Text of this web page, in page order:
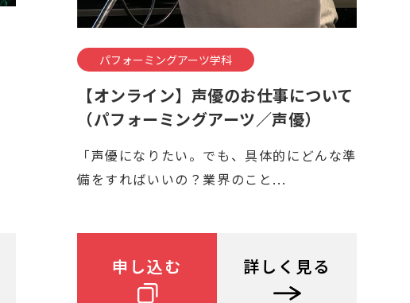
パフォーミングアーツ学科
【オンライン】声優のお仕事について
（パフォーミングアーツ／声優）
「声優になりたい。でも、具体的にどんな準
備をすればいいの？業界のこと...
申し込む 詳しく見る